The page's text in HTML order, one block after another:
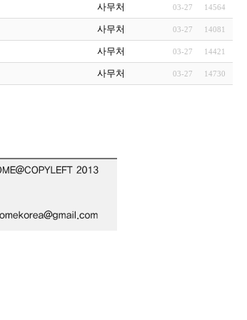
사무처 03-27 14564
사무처 03-27 14081
사무처 03-27 14421
사무처 03-27 14730